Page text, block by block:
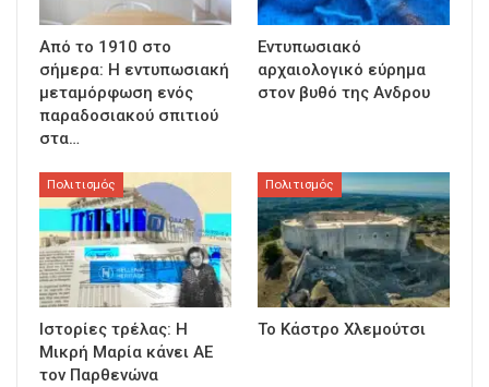
Από το 1910 στο
σήμερα: Η εντυπωσιακή
μεταμόρφωση ενός
παραδοσιακού σπιτιού
στα…
Εντυπωσιακό
αρχαιολογικό εύρημα
στον βυθό της Ανδρου
Πολιτισμός
Ιστορίες τρέλας: Η
Μικρή Μαρία κάνει ΑΕ
τον Παρθενώνα
Πολιτισμός
Το Κάστρο Χλεμούτσι